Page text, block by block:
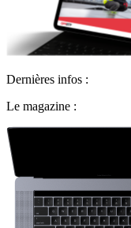
Dernières infos :
Le magazine :